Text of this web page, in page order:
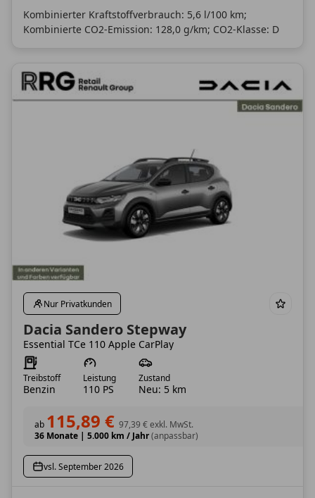
Kombinierter Kraftstoffverbrauch: 5,6 l/100 km;
Kombinierte CO2-Emission: 128,0 g/km; CO2-Klasse: D
Nur Privatkunden
Dacia Sandero Stepway
Essential TCe 110 Apple CarPlay
Treibstoff
Benzin
Leistung
110 PS
Zustand
Neu: 5 km
ab 115,89 € 97,39 €exkl. MwSt.
36 Monate | 5.000 km / Jahr(anpassbar)
vsl. September 2026